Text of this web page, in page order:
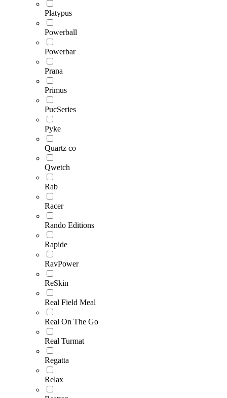
Platypus
Powerball
Powerbar
Prana
Primus
PucSeries
Pyke
Quartz co
Qwetch
Rab
Racer
Rando Editions
Rapide
RavPower
ReSkin
Real Field Meal
Real On The Go
Real Turmat
Regatta
Relax